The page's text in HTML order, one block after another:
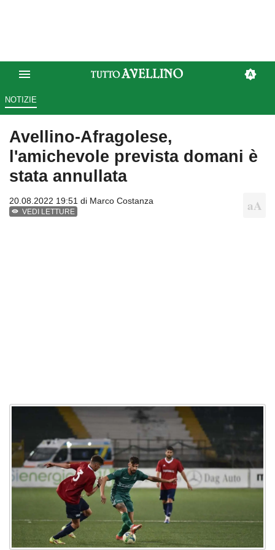
NOTIZIE
Avellino-Afragolese,
l'amichevole prevista domani è
stata annullata
20.08.2022 19:51 di Marco Costanza
VEDI LETTURE